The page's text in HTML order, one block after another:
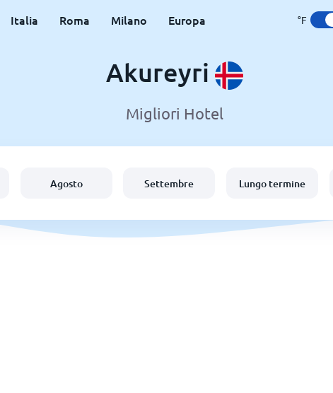
Italia Roma Milano Europa °F
Akureyri
Migliori Hotel
Agosto Settembre Lungo termine